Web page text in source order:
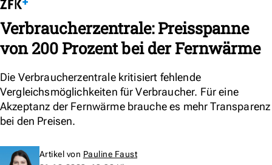
Verbraucherzentrale: Preisspanne
von 200 Prozent bei der Fernwärme
Die Verbraucherzentrale kritisiert fehlende
Vergleichsmöglichkeiten für Verbraucher. Für eine
Akzeptanz der Fernwärme brauche es mehr Transparenz
bei den Preisen.
Artikel von Pauline Faust